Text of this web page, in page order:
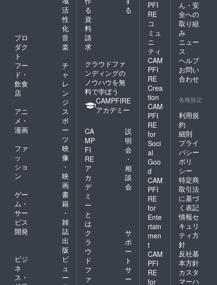
大上限
数まで
の発送
となり
ます。
国内配
送のみ
となり
ます。
※お届け
日は
「お届
け予
定」月
の月末
です。
のリ
金額に
は送料
が含ま
れてい
ます。
※ご注文
状況、
使用部
材の供
給状
況、製
造工程
上の都
合等に
より出
荷時期
が遅れ
る場合
があり
ます。
ジェク
ト終了
後、約
2ヶ月以
内に順
次配送
予定。
🔥クラ
ウド
ファン
ディン
この機
か手に
入らな
い特別
なセッ
す！ ※
国内配
送のみ
となり
ます。
※お届け
日は
「お届
け予
定」月
の月末
です。
※こちら
のリ
ターン
金額に
は送料
ます。
※ご注文
状況、
使用部
材の供
給状
況、製
造工程
上の都
合等に
より出
が遅れ
があり
ます。
国内の
活
性
化
プロ
ダク
ト
音
楽
フー
ド・
飲食
店
チ
ャ
レ
ン
ジ
アニ
メ・
漫画
ス
ポ
ー
ツ
ファ
ッ
ショ
ン
映
像
・
映
画
ゲー
ム・
サー
ビス
開発
書
籍
・
雑
誌
出
版
ビジ
ネ
ス・
ビ
ュ
ー
る
る
資
料
請
求
クラウドファ
ンディングの
ノウハウを無
料で学ぼう
CAMPFIRE
アカデミー
CA
MP
FI
RE
ア
カ
デ
ミ
ー
と
は
説
明
会
・
相
談
会
ク
ラ
ウ
ド
フ
ァ
サ
ポ
ー
ト
サ
ー
PFI
RE
コ
ミュ
ニ
ティ
CAM
PFI
RE
Crea
tion
CAM
PFI
RE
for
Soci
al
Goo
d
CAM
PFI
RE
for
Ente
rtain
men
t
CAM
PFI
RE
for
ん・安
全への
取り組
み
ニュー
ス
ヘルプ
お問い
合わせ
各種規定
利用規
約
細則
プライ
バシー
ポリ
シー
特定商
取引法
に基づ
く表記
情報セ
キュリ
ティ方
針
反社基
本方針
カスタ
マーハ